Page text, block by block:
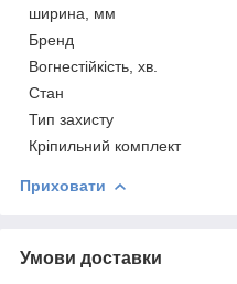
ширина, мм
Бренд
Вогнестійкість, хв.
Стан
Тип захисту
Кріпильний комплект
Приховати
Умови доставки